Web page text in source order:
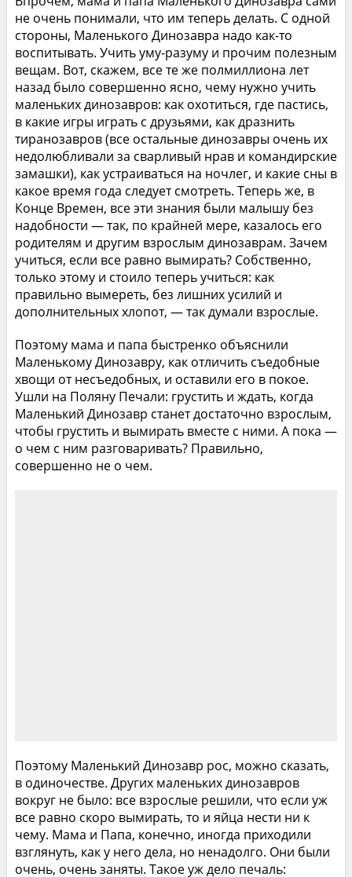
не очень понимали, что им теперь делать. С одной
стороны, Маленького Динозавра надо как-то
воспитывать. Учить уму-разуму и прочим полезным
вещам. Вот, скажем, все те же полмиллиона лет
назад было совершенно ясно, чему нужно учить
маленьких динозавров: как охотиться, где пастись,
в какие игры играть с друзьями, как дразнить
тиранозавров (все остальные динозавры очень их
недолюбливали за сварливый нрав и командирские
замашки), как устраиваться на ночлег, и какие сны в
какое время года следует смотреть. Теперь же, в
Конце Времен, все эти знания были малышу без
надобности — так, по крайней мере, казалось его
родителям и другим взрослым динозаврам. Зачем
учиться, если все равно вымирать? Собственно,
только этому и стоило теперь учиться: как
правильно вымереть, без лишних усилий и
дополнительных хлопот, — так думали взрослые.
Поэтому мама и папа быстренко объяснили
Маленькому Динозавру, как отличить съедобные
хвощи от несъедобных, и оставили его в покое.
Ушли на Поляну Печали: грустить и ждать, когда
Маленький Динозавр станет достаточно взрослым,
чтобы грустить и вымирать вместе с ними. А пока —
о чем с ним разговаривать? Правильно,
совершенно не о чем.
Поэтому Маленький Динозавр рос, можно сказать,
в одиночестве. Других маленьких динозавров
вокруг не было: все взрослые решили, что если уж
все равно скоро вымирать, то и яйца нести ни к
чему. Мама и Папа, конечно, иногда приходили
взглянуть, как у него дела, но ненадолго. Они были
очень, очень заняты. Такое уж дело печаль: